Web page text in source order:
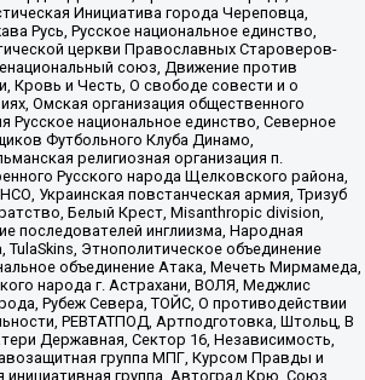
Инициатива города Череповца,
Русь, Русское национальное единство,
церкви Православных Староверов-
союз, Движение против
Кровь и Честь, О свободе совести и о
Омская организация общественного
Русское национальное единство, Северное
Футбольного Клуба Динамо,
религиозная организация п.
Русского народа Щелковского района,
Украинская повстанческая армия, Тризуб
Белый Крест, Misanthropic division,
последователей инглиизма, Народная
TulaSkins, Этнополитическое объединение
объединение Атака, Мечеть Мирмамеда,
народа г. Астрахани, ВОЛЯ, Меджлис
Рубеж Севера, ТОЙС, О противодействии
РЕВТАТПОД, Артподготовка, Штольц, В
Державная, Сектор 16, Независимость,
группа МПГ, Курсом Правды и
инициативная группа, Автоград Крю, Союз